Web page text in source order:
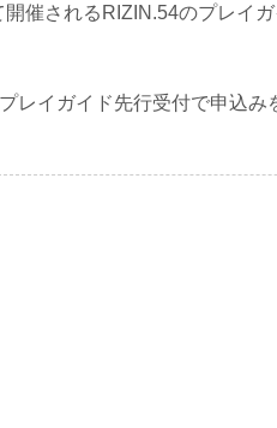
催されるRIZIN.54のプレイ
レイガイド先行受付で申込み